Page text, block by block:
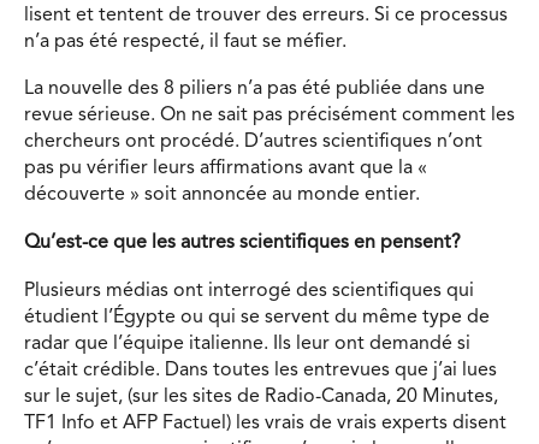
lisent et tentent de trouver des erreurs. Si ce processus
n’a pas été respecté, il faut se méfier.
La nouvelle des 8 piliers n’a pas été publiée dans une
revue sérieuse. On ne sait pas précisément comment les
chercheurs ont procédé. D’autres scientifiques n’ont
pas pu vérifier leurs affirmations avant que la «
découverte » soit annoncée au monde entier.
Qu’est-ce que les autres scientifiques en pensent?
Plusieurs médias ont interrogé des scientifiques qui
étudient l’Égypte ou qui se servent du même type de
radar que l’équipe italienne. Ils leur ont demandé si
c’était crédible. Dans toutes les entrevues que j’ai lues
sur le sujet, (sur les sites de Radio-Canada, 20 Minutes,
TF1 Info et AFP Factuel) les vrais de vrais experts disent